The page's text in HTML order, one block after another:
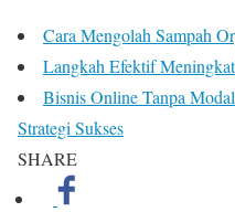
Cara Mengolah Sampah
Langkah Efektif
Bisnis Online Tanpa
Strategi Sukses
SHARE